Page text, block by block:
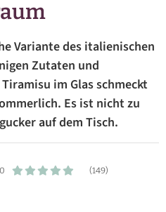
Variante des italienischen
Zutaten und
im Glas schmeckt
Es ist nicht zu
auf dem Tisch.
(149)